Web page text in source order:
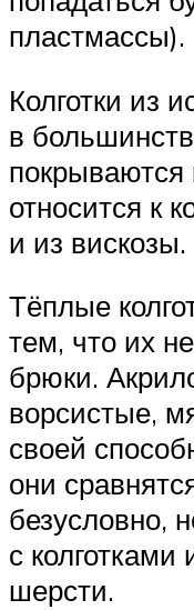
пластмассы).
Колготки из
в
относится к
и из вискозы.
Тёплые
тем, что их
брюки.
ворсистые,
своей
они
безусловно,
с колготками
шерсти.